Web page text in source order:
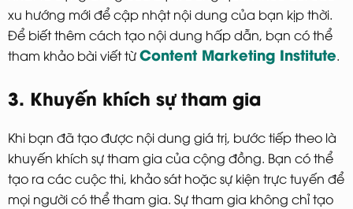
xu hướng mới để cập nhật nội dung của bạn kịp thời.
Để biết thêm cách tạo nội dung hấp dẫn, bạn có thể
tham khảo bài viết từContent Marketing Institute.
3. Khuyến khích sự tham gia
Khi bạn đã tạo được nội dung giá trị, bước tiếp theo là
khuyến khích sự tham gia của cộng đồng. Bạn có thể
tạo ra các cuộc thi, khảo sát hoặc sự kiện trực tuyến để
mọi người có thể tham gia. Sự tham gia không chỉ tạo